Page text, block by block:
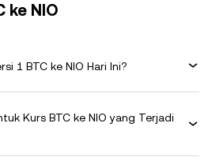
ke NIO
1 BTC ke NIO Hari Ini?
Kurs BTC ke NIO yang Terjadi